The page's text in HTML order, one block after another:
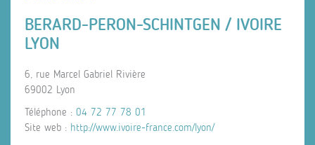
BERARD-PERON-SCHINTGEN / IVOIRE
LYON
6, rue Marcel Gabriel Rivière
69002 Lyon
Téléphone : 04 72 77 78 01
Site web : http://www.ivoire-france.com/lyon/